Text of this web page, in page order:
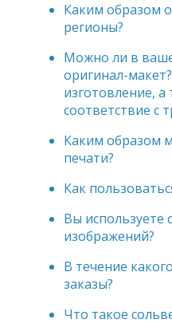
Каким образом
регионы?
Можно ли в
оригинал-
изготовление,
соответствие с
Каким образом
печати?
Как
Вы используете
изображений?
В течение
заказы?
Что такое